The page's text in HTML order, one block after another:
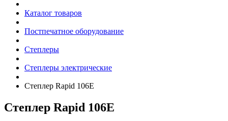
Каталог товаров
Постпечатное оборудование
Степлеры
Степлеры электрические
Степлер Rapid 106E
Степлер Rapid 106E